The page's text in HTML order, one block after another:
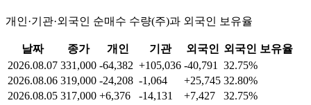
개인·기관·외국인 순매수 수량(주)과 외국인 보유율
날짜 종가 개인 기관 외국인 외국인 보유율
2026.08.07 331,000 -64,382 +105,036 -40,791
32.75%
2026.08.06 319,000 -24,208 -1,064 +25,745 32.80%
2026.08.05 317,000 +6,376 -14,131 +7,427
32.75%